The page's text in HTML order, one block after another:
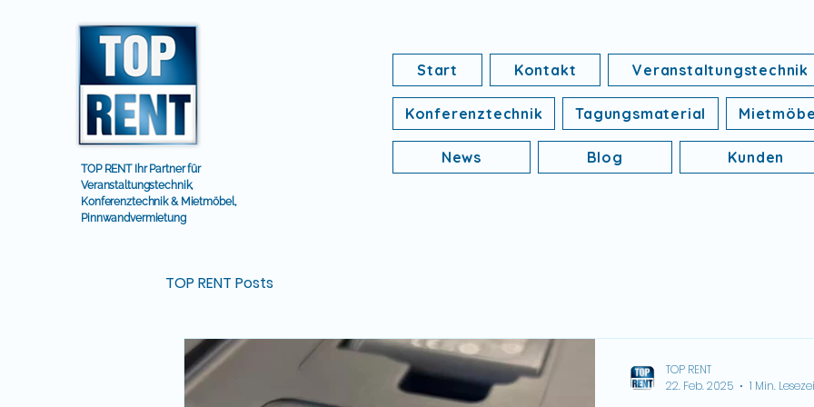
TOP RENT Ihr Partner für
Veranstaltungstechnik,
Konferenztechnik & Mietmöbel,
Pinnwandvermietung
Start Kontakt Veranstaltungstechnik
Konferenztechnik Tagungsmaterial
News Blog Kunden
TOP RENT Posts
TOP RENT
22. Feb. 2025
1 Min.